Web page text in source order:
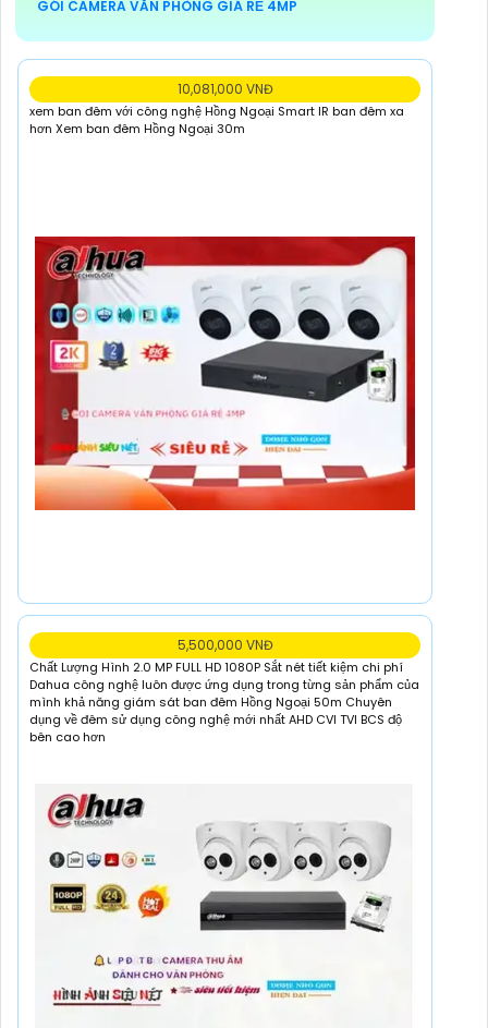
GÓI CAMERA VĂN PHÒNG GIÁ RẺ 4MP
10,081,000 VNĐ
xem ban đêm với công nghệ Hồng Ngoại Smart IR ban đêm xa
hơn Xem ban đêm Hồng Ngoại 30m
5,500,000 VNĐ
Chất Lượng Hình 2.0 MP FULL HD 1080P Sắt nét tiết kiệm chi phí
Dahua công nghệ luôn được ứng dụng trong từng sản phẩm của
mình khả năng giám sát ban đêm Hồng Ngoại 50m Chuyên
dụng về đêm sử dụng công nghệ mới nhất AHD CVI TVI BCS độ
bên cao hơn